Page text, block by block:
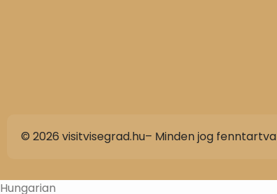
© 2026 visitvisegrad.hu– Minden jog fenntartva
Hungarian